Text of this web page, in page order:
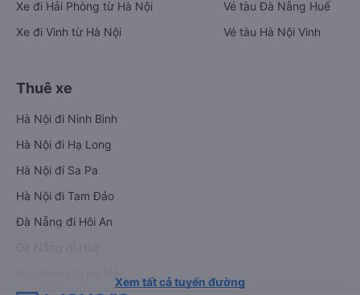
Xe đi Hải Phòng từ Hà Nội
Xe đi Vinh từ Hà Nội
Vé tàu Đà Nẵng Huế
Vé tàu Hà Nội Vinh
Thuê xe
Hà Nội đi Ninh Bình
Hà Nội đi Hạ Long
Hà Nội đi Sa Pa
Hà Nội đi Tam Đảo
Đà Nẵng đi Hội An
Xem tất cả tuyến đường